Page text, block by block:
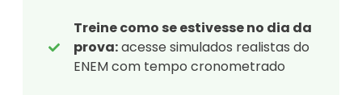
Treine como se estivesse no dia da
prova:acesse simulados realistas do
ENEM com tempo cronometrado